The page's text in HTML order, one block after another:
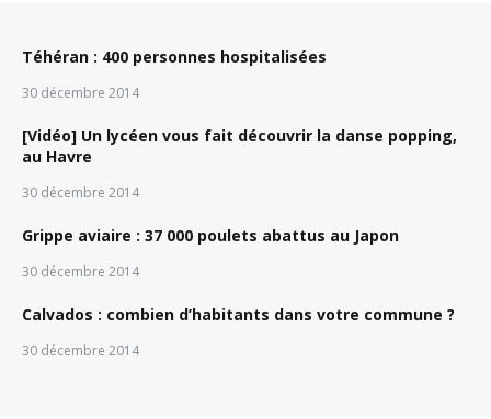
Téhéran : 400 personnes hospitalisées
30 décembre 2014
[Vidéo] Un lycéen vous fait découvrir la danse popping,
au Havre
30 décembre 2014
Grippe aviaire : 37 000 poulets abattus au Japon
30 décembre 2014
Calvados : combien d’habitants dans votre commune ?
30 décembre 2014